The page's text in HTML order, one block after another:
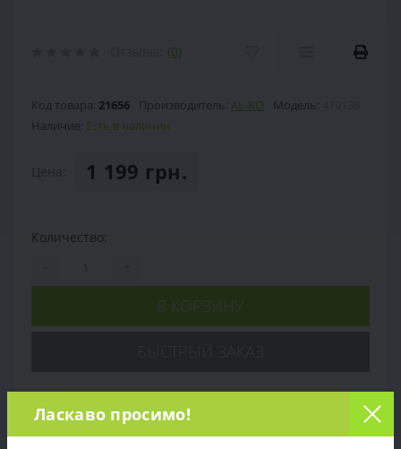
(0)
Код товара: 21656 Производитель: AL-KO Модель:
Наличие: Есть в наличии
1 199 грн.
Количество:
В КОРЗИНУ
Ласкаво просимо!